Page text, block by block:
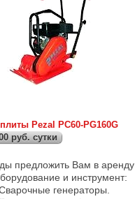
Pezal PC60-PG160G
руб. сутки
предложить Вам в аренду
и инструмент:
генераторы.